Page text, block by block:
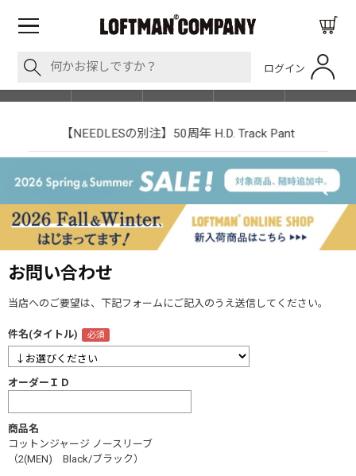
ログイン
SHOP LIST
【NEEDLESの別注】50周年 H.D. Track Pant
お問い合わせ
当店へのご要望は、下記フォームにご記入のうえ送信してください。
件名(タイトル)
オーダーＩＤ
商品名
コットンジャージ ノースリーブ
（2(MEN) Black/ブラック）